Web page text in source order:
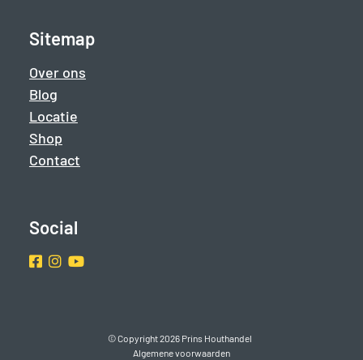
Sitemap
Over ons
Blog
Locatie
Shop
Contact
Social
Facebook
Instragram
Youtube
© Copyright 2026 Prins Houthandel
Algemene voorwaarden